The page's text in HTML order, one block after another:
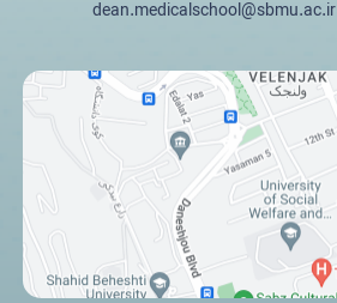
dean.medicalschool@sbmu.ac.ir